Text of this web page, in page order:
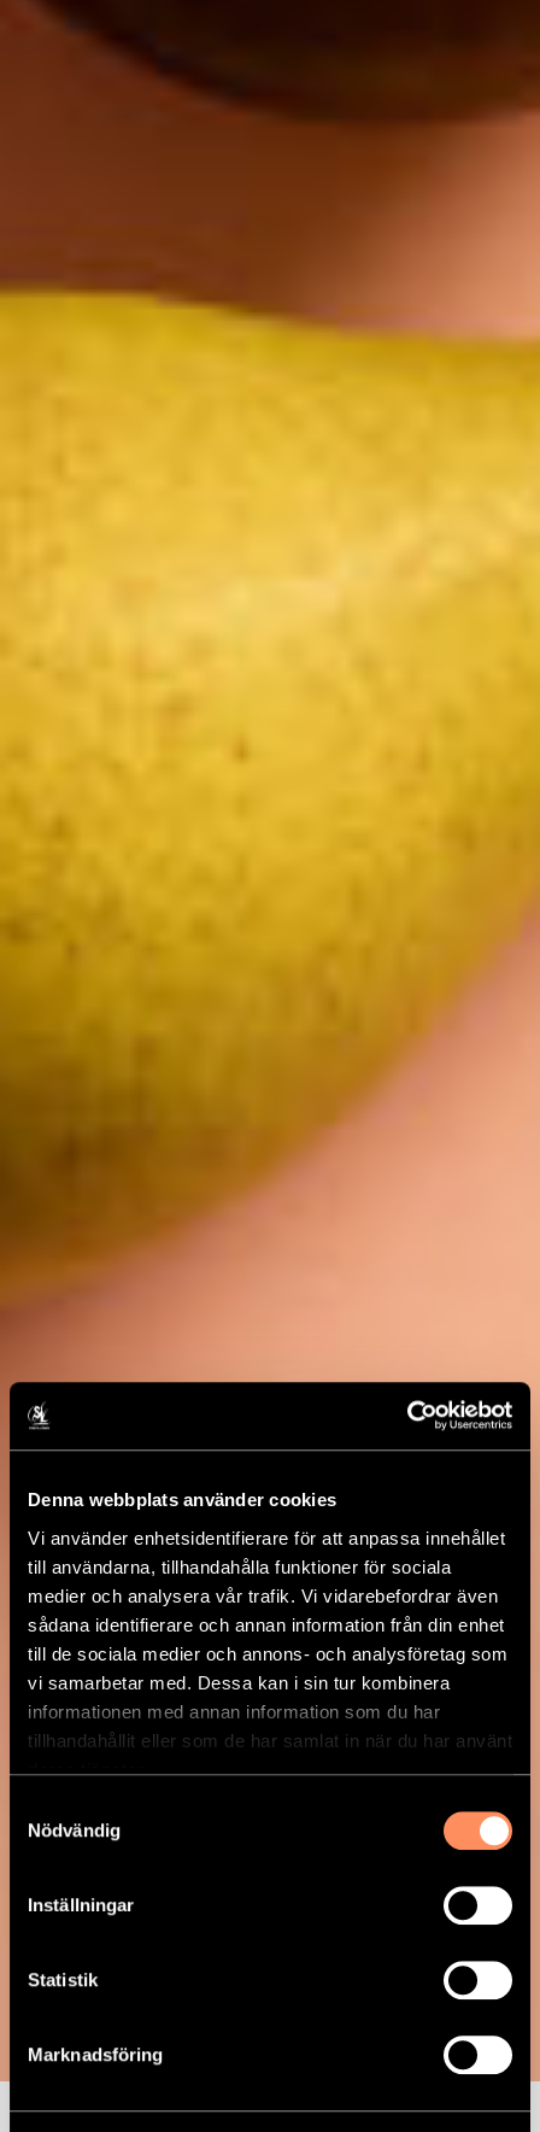
Denna webbplats använder cookies
Vi använder enhetsidentifierare för att anpassa innehållet
till användarna, tillhandahålla funktioner för sociala
medier och analysera vår trafik. Vi vidarebefordrar även
sådana identifierare och annan information från din enhet
till de sociala medier och annons- och analysföretag som
vi samarbetar med. Dessa kan i sin tur kombinera
informationen med annan information som du har
tillhandahållit eller som de har samlat in när du har använt
deras tjänster.
Nödvändig
Inställningar
Statistik
Marknadsföring
FRUKT